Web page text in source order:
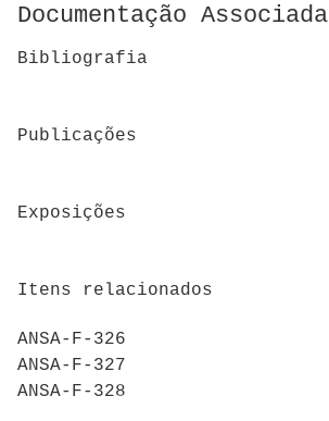
Documentação Associada
Bibliografia
Publicações
Exposições
Itens relacionados
ANSA-F-326
ANSA-F-327
ANSA-F-328